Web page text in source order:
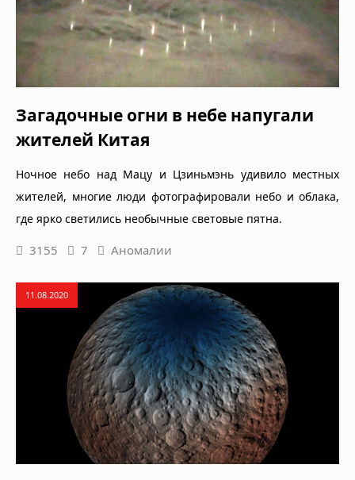
Загадочные огни в небе напугали
жителей Китая
Ночное небо над Мацу и Цзиньмэнь удивило местных
жителей, многие люди фотографировали небо и облака,
где ярко светились необычные световые пятна.
3155 7 Аномалии
11.08.2020